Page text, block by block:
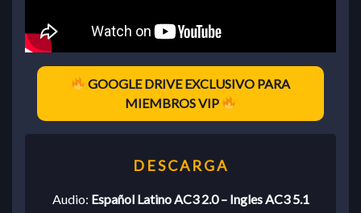
GOOGLE DRIVE EXCLUSIVO PARA
MIEMBROS VIP
Audio: Español Latino AC3 2.0 – Ingles AC3 5.1